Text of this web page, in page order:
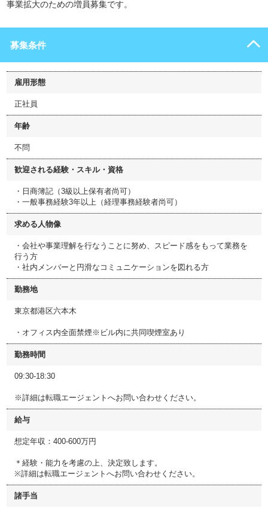
事業拡大のための増員募集です。
募集条件
雇用形態
正社員
年齢
不問
歓迎される経験・スキル・資格
・日商簿記（3級以上保有者尚可）
・一般事務経験3年以上（経理事務経験者尚可）
求める人物像
・会社や事業理解を行なうことに努め、スピード感をもって業務を
行う方
・社内メンバーと円滑なコミュニケーションを図れる方
勤務地
東京都港区六本木
・オフィス内全面禁煙※ビル内に共同喫煙室あり
勤務時間
09:30-18:30
※詳細は転職エージェントへお問い合わせください。
給与
想定年収：400-600万円
＊経験・能力を考慮の上、決定致します。
※詳細は転職エージェントへお問い合わせください。
諸手当